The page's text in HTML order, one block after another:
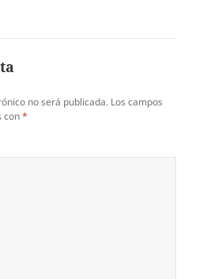
no será publicada. Los campos
con*